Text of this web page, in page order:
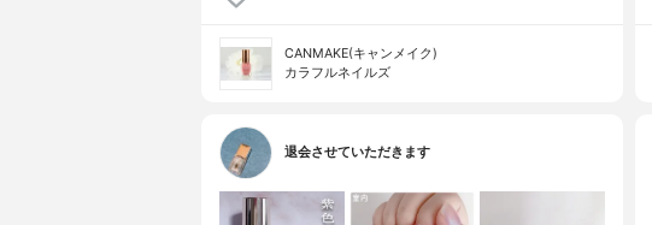
CANMAKE(キャンメイク)
カラフルネイルズ
退会させていただきます